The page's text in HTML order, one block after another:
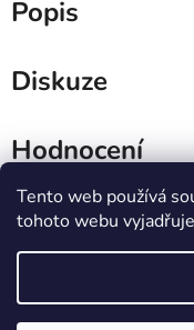
Tento web používá
tohoto webu
Popis
Diskuze
Hodnocení